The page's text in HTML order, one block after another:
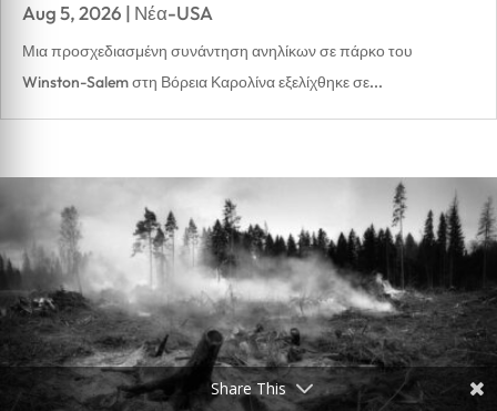
Aug 5, 2026 | Νέα-USA
Μια προσχεδιασμένη συνάντηση ανηλίκων σε πάρκο του
Winston-Salem στη Βόρεια Καρολίνα εξελίχθηκε σε...
Share This